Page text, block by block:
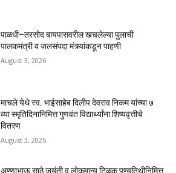
पाळधी–तरसोद बायपासवरील खचलेल्या पुलाची
पालकमंत्री व जलसंपदा मंत्र्यांकडून पाहणी
August 3, 2026
माचले येथे स्व. भाईसाहेब दिलीप देवराव निकम यांच्या ७
व्या स्मृतिदिनानिमित्त गुणवंत विद्यार्थ्यांना शिष्यवृत्तीचे
वितरण
August 3, 2026
अण्णाभाऊ साठे जयंती व लोकमान्य टिळक पुण्यतिथीनिमित्त